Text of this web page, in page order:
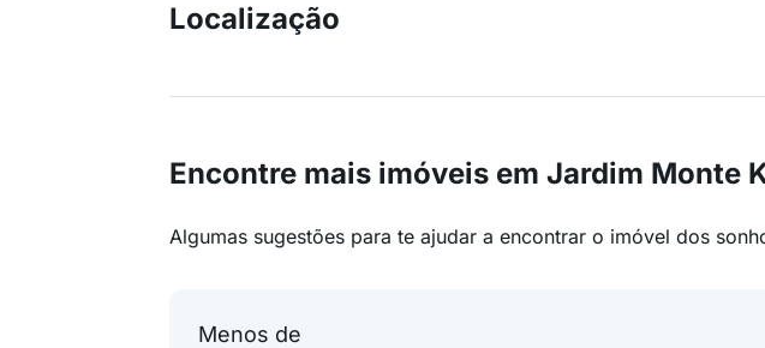
Localização
Encontre mais imóveis em Jardim Monte
Algumas sugestões para te ajudar a encontrar o imóvel dos
Menos de